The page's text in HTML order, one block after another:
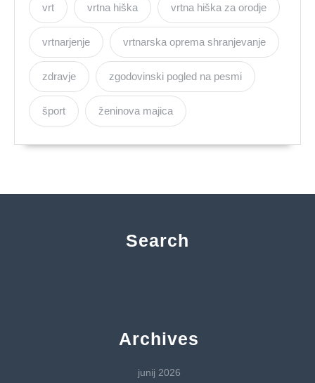
vrt vrtna hiška vrtna hiška za orodje
vrtnarjenje vrtnarska oprema shranjevanje
zdravje zgodovinski pogled na pesmi
šport ženinova majica
Search
Archives
junij 2026